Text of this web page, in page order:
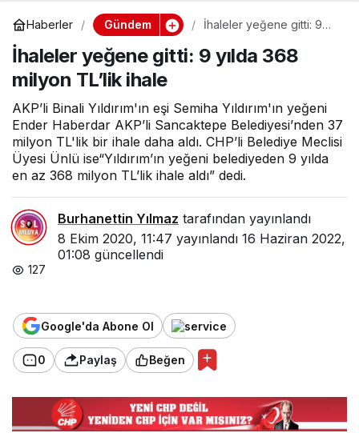
Haberler Gündem
İhaleler yeğene gitti: 9
ihale
İhaleler yeğene gitti: 9 yılda 368
milyon TL’lik ihale
AKP’li Binali Yıldırım'ın eşi Semiha Yıldırım'ın yeğeni
Ender Haberdar AKP’li Sancaktepe Belediyesi’nden 37
milyon TL'lik bir ihale daha aldı. CHP’li Belediye Meclisi
Üyesi Ünlü ise“Yıldırım’ın yeğeni belediyeden 9 yılda
en az 368 milyon TL’lik ihale aldı” dedi.
Burhanettin Yılmaz tarafından yayınlandı
8 Ekim 2020, 11:47 yayınlandı 16 Haziran 2022,
01:08 güncellendi
127
Google'da Abone Ol
0 Paylaş Beğen